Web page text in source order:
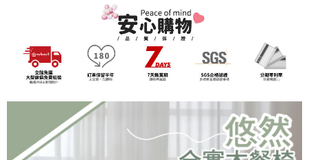
帳／街口支付／iPASS MONEY」等通路繳費。
1.本服務係由「台灣大哥大股份有限公司」（以下簡稱本公司）所提供，讓
用戶於交易時，得透過本服務購買商品或服務，並由商店將買賣／分期付款
買賣價金債權讓與本公司後，依約使用本公司帳單繳交帳款。
2.基於同意付款使用「大哥付你分期」之契約關係目的，商店將以您的個人
資料（包含姓名、電話或地址）提供予台灣大哥大進項蒐集、處理及利用，
由本公司與您本人進行分期帳單所需資料之確認、核對及更正。
3.完整用戶服務條款，請詳閱以下連結：
https://oppay.tw/userRule
結帳頁面，進行簡訊認證並確認金額後，即可完成結帳。
２．訂單成立數日內，您將收到繳費通知簡訊。
３．收到繳費通知簡訊後14天內，點擊此簡訊中的連結，可透過四大超商／
ATM／網路銀行／等多元方式進行付款，方視為交易完成。
※ 請注意：結帳手續完成當下不需立刻繳費，但若您需要取消訂單，請聯絡
購買商品的店家。未經商家同意取消之訂單仍視為有效，需透過AFTEE先享
後付繳納相關費用。
是否繳費成功／繳費後需取消欲退款等相關疑問，請聯繫「AFTEE先享後付
客戶支援中心」https://netprotections.freshdesk.com/support/home
【注意事項】
１．透過由恩沛科技股份有限公司提供之「AFTEE先享後付」服務完成之交